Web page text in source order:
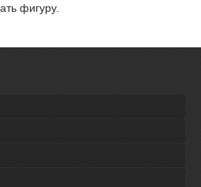
фигуру.